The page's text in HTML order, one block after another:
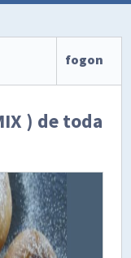
fogon
) de toda